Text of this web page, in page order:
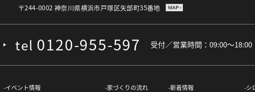
〒244-0002神奈川県横浜市戸塚区矢部町35番地
tel 0120-955-597 受付／営業時間：09:00〜
イベント情報 家づくりの流れ 新着情報 シ